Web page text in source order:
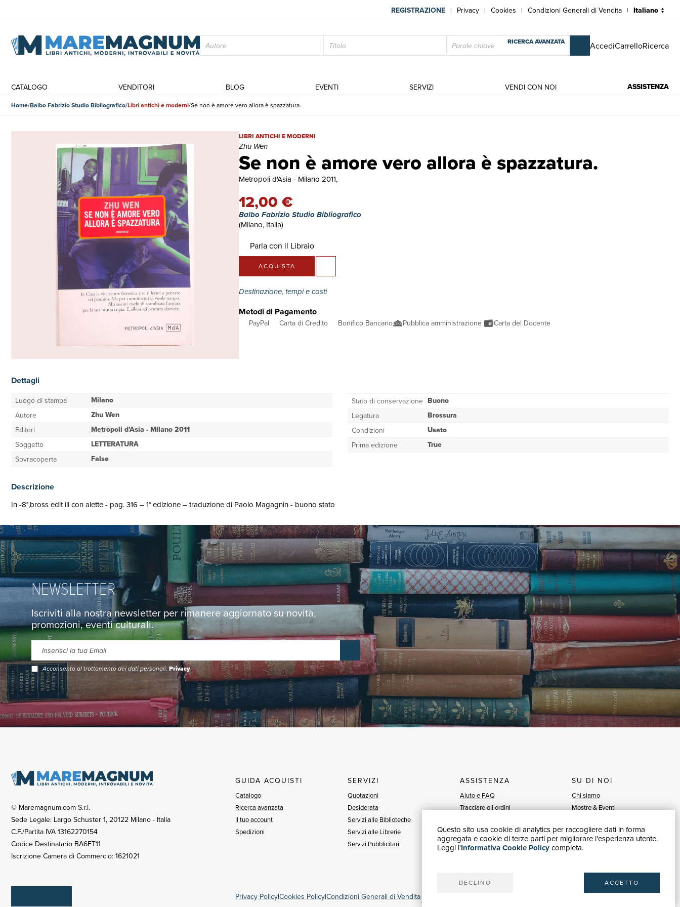
Questo sito usa cookie di analytics per raccogliere dati in forma
aggregata e cookie di terze parti per migliorare l'esperienza utente.
Leggi l'Informativa Cookie Policycompleta.
DECLINO ACCETTO
REGISTRAZIONE | Privacy | Cookies | Condizioni Generali di Vendita |
RICERCA AVANZATA AccediCarrelloRicerca
CATALOGO VENDITORI BLOG EVENTI SERVIZI VENDI CON NOI ASSISTENZA
Home Balbo Fabrizio Studio Bibliografico Libri antichi e moderni Se non è amore vero allora è spazzatura.
Se non è amore vero allora è spazzatura.
Se non è amore vero allora è spazzatura. | Libri antichi e moderni | Zhu Wen
LIBRI ANTICHI E MODERNI
Zhu Wen
Metropoli d'Asia - Milano 2011,
12,00 €
Balbo Fabrizio Studio Bibliografico
(Milano, Italia)
Parla con il Libraio
ACQUISTA
Destinazione, tempi e costi
Metodi di Pagamento
PayPal Carta di Credito Bonifico Bancario Pubblica amministrazione Carta del Docente
Dettagli
Luogo di stampa Milano
Autore Zhu Wen
Editori Metropoli d'Asia - Milano 2011
Soggetto LETTERATURA
Sovracoperta False
Stato di conservazione Buono
Legatura Brossura
Condizioni Usato
Prima edizione True
Descrizione
In -8°,bross edit ill con alette - pag. 316 – 1° edizione – traduzione di Paolo Magagnin - buono stato
NEWSLETTER
Iscriviti alla nostra newsletter per rimanere aggiornato su novità,
promozioni, eventi culturali.
Acconsento al trattamento dei dati personali.Privacy
© Maremagnum.com S.r.l.
Sede Legale: Largo Schuster 1, 20122 Milano - Italia
C.F./Partita IVA 13162270154
Codice Destinatario BA6ET11
Iscrizione Camera di Commercio: 1621021
GUIDA ACQUISTI
Catalogo
Ricerca avanzata
Il tuo account
Spedizioni
SERVIZI
Quotazioni
Desiderata
Servizi alle Biblioteche
Servizi alle Librerie
Servizi Pubblicitari
ASSISTENZA
Aiuto e FAQ
Tracciare gli ordini
Fatturazione
Carta del Docente / 18App
SU DI NOI
Chi siamo
Mostre & Eventi
Blog
Vendi con noi
Privacy Policy|Cookies Policy|Condizioni Generali di Vendita